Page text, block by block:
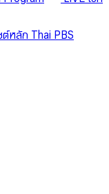
ต์หลัก Thai PBS